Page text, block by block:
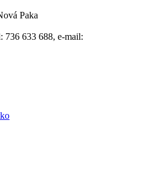
Paka
736 633 688, e-mail: